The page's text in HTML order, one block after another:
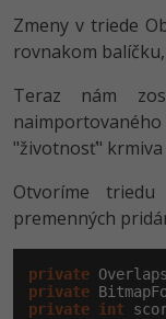
Zmeny v triede
rovnakom
Teraz nám
"životnosť"
Otvoríme triedu
premenných
private
private
private int